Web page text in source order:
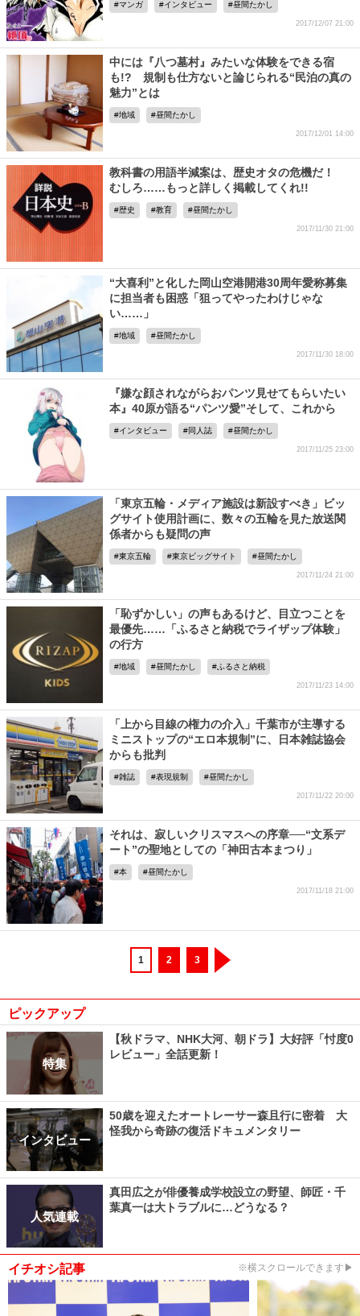
マンガ インタビュー 昼間たかし
2017/12/07 21:00
中には『八つ墓村』みたいな体験をできる宿
も!? 規制も仕方ないと論じられる“民泊の真の
魅力”とは
地域 昼間たかし
2017/12/01 14:00
教科書の用語半減案は、歴史オタの危機だ！
むしろ……もっと詳しく掲載してくれ!!
歴史 教育 昼間たかし
2017/11/30 21:00
“大喜利”と化した岡山空港開港30周年愛称募集
に担当者も困惑「狙ってやったわけじゃな
い……」
地域 昼間たかし
2017/11/30 18:00
『嫌な顔されながらおパンツ見せてもらいたい
本』40原が語る“パンツ愛”そして、これから
インタビュー 同人誌 昼間たかし
2017/11/25 23:00
「東京五輪・メディア施設は新設すべき」ビッ
グサイト使用計画に、数々の五輪を見た放送関
係者からも疑問の声
東京五輪 東京ビッグサイト 昼間たかし
2017/11/24 21:00
「恥ずかしい」の声もあるけど、目立つことを
最優先……「ふるさと納税でライザップ体験」
の行方
地域 昼間たかし ふるさと納税
2017/11/23 14:00
「上から目線の権力の介入」千葉市が主導する
ミニストップの“エロ本規制”に、日本雑誌協会
からも批判
雑誌 表現規制 昼間たかし
2017/11/22 20:00
それは、寂しいクリスマスへの序章──“文系デ
ート”の聖地としての「神田古本まつり」
本 昼間たかし
2017/11/18 21:00
1 2 3
ピックアップ
特集
【秋ドラマ、NHK大河、朝ドラ】大好評「忖度0
レビュー」全話更新！
インタビュー
50歳を迎えたオートレーサー森且行に密着 大
怪我から奇跡の復活ドキュメンタリー
人気連載
真田広之が俳優養成学校設立の野望、師匠・千
葉真一は大トラブルに…どうなる？
イチオシ記事 ※横スクロールできます▶